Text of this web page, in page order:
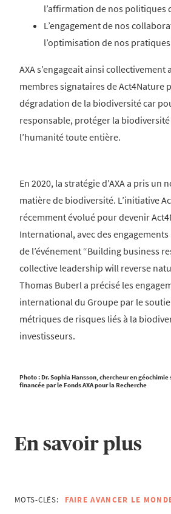
l’affirmation de nos politiques
L’engagement de nos
l’optimisation de nos
AXA s’engageait ainsi collectivement
membres signataires de Act4Nature
dégradation de la biodiversité car
responsable, protéger la biodiversité
l’humanité toute entière.
En 2020, la stratégie d’AXA a pris un
matière de biodiversité. L’initiative
récemment évolué pour devenir
International, avec des engagements
de l’événement “Building business
collective leadership will reverse
Thomas Buberl a précisé les
international du Groupe par le
métriques de risques liés à la
investisseurs.
Photo :Dr. Sophia Hansson, chercheur en
financée par le Fonds AXA pour la Recherche
En savoir plus
MOTS-CLÉS: FAIRE AVANCER LE